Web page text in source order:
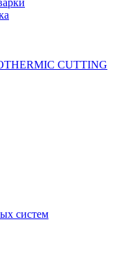
CUTTING
систем